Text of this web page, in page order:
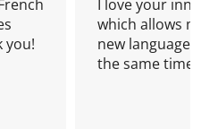
you!
I love your
which allows
new language
the same time!